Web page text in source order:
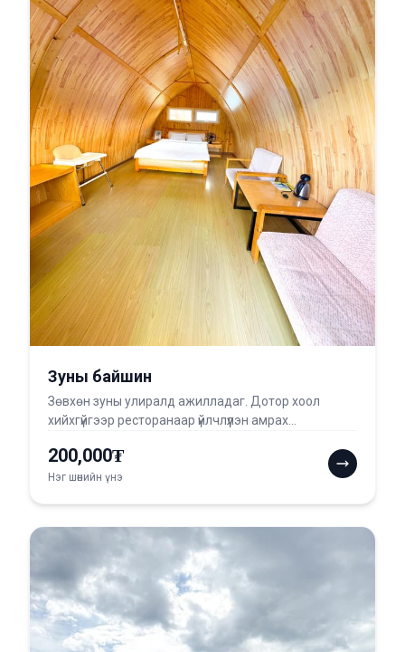
Зуны байшин
Зөвхөн зуны улиралд ажилладаг. Дотор хоол
хийхгүйгээр ресторанаар үйлчлүүлэн амрах
200,000₮
Нэг шөнийн үнэ